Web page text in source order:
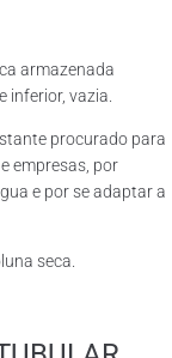
armazenada
inferior, vazia.
procurado para
empresas, por
e por se adaptar a
seca.